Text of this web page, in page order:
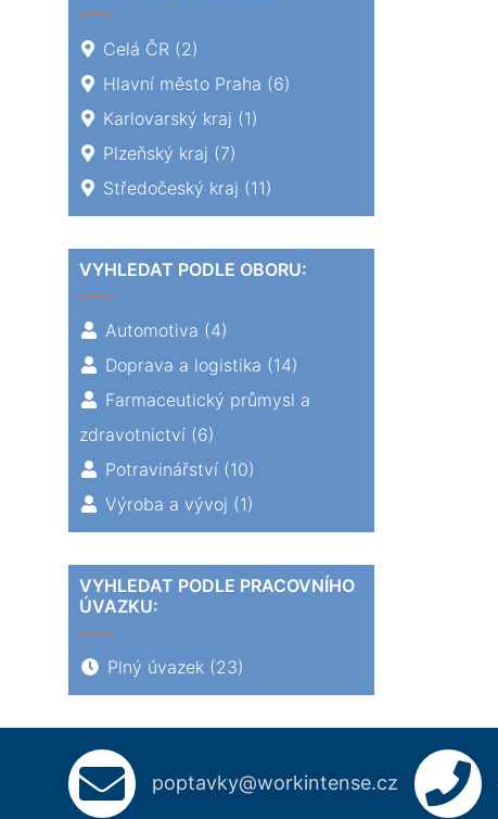
Celá ČR (2)
Hlavní město Praha (6)
Karlovarský kraj (1)
Plzeňský kraj (7)
Středočeský kraj (11)
VYHLEDAT PODLE OBORU:
Automotiva (4)
Doprava a logistika (14)
Farmaceutický průmysl a
zdravotnictví (6)
Potravinářství (10)
Výroba a vývoj (1)
VYHLEDAT PODLE PRACOVNÍHO
ÚVAZKU:
Plný úvazek (23)
poptavky@workintense.cz